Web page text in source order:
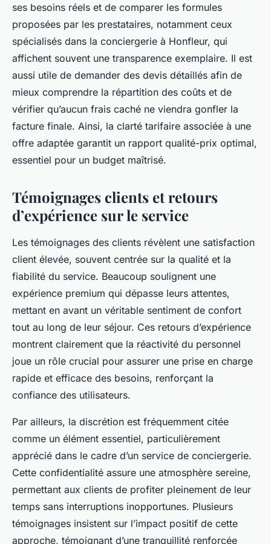
ses besoins réels et de comparer les formules
proposées par les prestataires, notamment ceux
spécialisés dans la conciergerie à Honfleur, qui
affichent souvent une transparence exemplaire. Il est
aussi utile de demander des devis détaillés afin de
mieux comprendre la répartition des coûts et de
vérifier qu’aucun frais caché ne viendra gonfler la
facture finale. Ainsi, la clarté tarifaire associée à une
offre adaptée garantit un rapport qualité-prix optimal,
essentiel pour un budget maîtrisé.
Témoignages clients et retours
d’expérience sur le service
Les témoignages des clients révèlent une satisfaction
client élevée, souvent centrée sur la qualité et la
fiabilité du service. Beaucoup soulignent une
expérience premium qui dépasse leurs attentes,
mettant en avant un véritable sentiment de confort
tout au long de leur séjour. Ces retours d’expérience
montrent clairement que la réactivité du personnel
joue un rôle crucial pour assurer une prise en charge
rapide et efficace des besoins, renforçant la
confiance des utilisateurs.
Par ailleurs, la discrétion est fréquemment citée
comme un élément essentiel, particulièrement
apprécié dans le cadre d’un service de conciergerie.
Cette confidentialité assure une atmosphère sereine,
permettant aux clients de profiter pleinement de leur
temps sans interruptions inopportunes. Plusieurs
témoignages insistent sur l’impact positif de cette
approche, témoignant d’une tranquillité renforcée